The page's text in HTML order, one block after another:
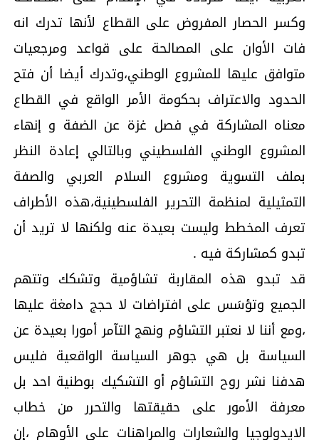
وكسر الحصار المفروض على القطاع لأنها تدرك انه
فات الأوان على المصالحة على قواعد ومرجعيات
متوافق عليها للمشروع الوطني،وتدرك أيضا أن فتح
الحدود والاعتراف بحكومة الأمر الواقع في القطاع
معناه المشاركة في فصل غزة عن الضفة و إنهاء
المشروع الوطني الفلسطيني وبالتالي إعادة النظر
بملف التسوية ومشروع السلام العربي والصفة
التمثيلية لمنظمة التحرير الفلسطينية،هذه الأطراف
تعرف المخطط وليست بعيدة عنه ولكنها لا تريد أن
تبدو كمشاركة فيه .
قد تبدو هذه المقاربة تشاؤمية وتشكك وتتهم
الجميع وتؤسَس على افتراضات لا حجج دامغة عليها
،ومع أننا لا نعتبر التشاؤم ونهج التآمر أمورا بعيدة عن
السياسة بل هي جوهر السياسة الواقعية فليس
هدفنا نشر روح التشاؤم أو التشكيك بوطنية احد بل
معرفة الأمور على حقيقتها والتحرر من خطاب
الايدولوجيا والشعارات والمراهنات على الأوهام ،إن